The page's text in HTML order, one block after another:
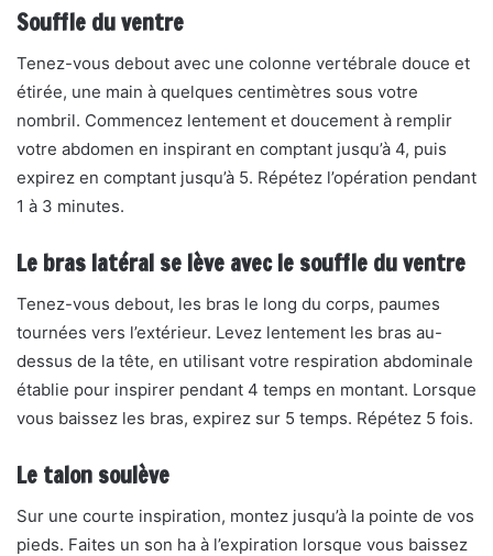
Souffle du ventre
Tenez-vous debout avec une colonne vertébrale douce et
étirée, une main à quelques centimètres sous votre
nombril. Commencez lentement et doucement à remplir
votre abdomen en inspirant en comptant jusqu’à 4, puis
expirez en comptant jusqu’à 5. Répétez l’opération pendant
1 à 3 minutes.
Le bras latéral se lève avec le souffle du ventre
Tenez-vous debout, les bras le long du corps, paumes
tournées vers l’extérieur. Levez lentement les bras au-
dessus de la tête, en utilisant votre respiration abdominale
établie pour inspirer pendant 4 temps en montant. Lorsque
vous baissez les bras, expirez sur 5 temps. Répétez 5 fois.
Le talon soulève
Sur une courte inspiration, montez jusqu’à la pointe de vos
pieds. Faites un son ha à l’expiration lorsque vous baissez